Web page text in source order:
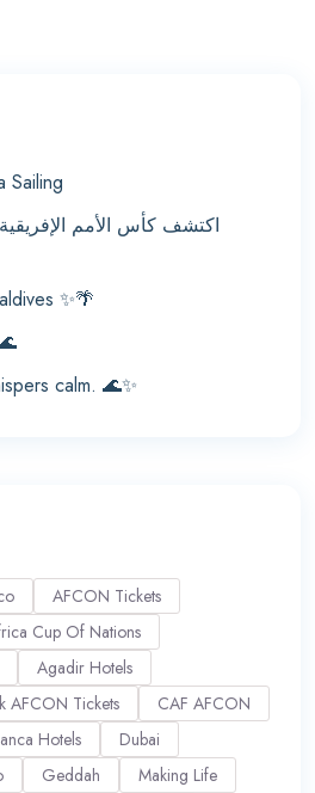
Sailing
✨🌴
calm. 🌊✨
AFCON Tickets
Cup Of Nations
Agadir Hotels
AFCON Tickets
CAF AFCON
Hotels
Dubai
Geddah
Making Life